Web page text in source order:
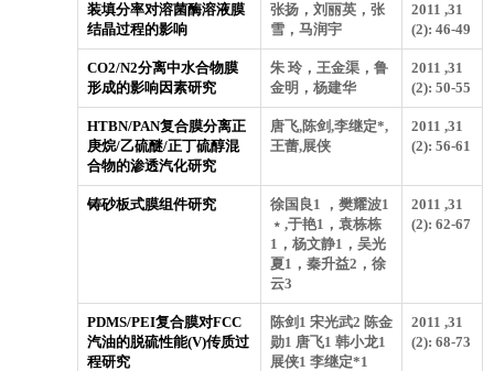
装填分率对溶菌酶溶液膜
结晶过程的影响
张扬，刘丽英，张
雪，马润宇
2011 ,31
(2): 46-49
CO2/N2分离中水合物膜
形成的影响因素研究
朱 玲，王金渠，鲁
金明，杨建华
2011 ,31
(2): 50-55
HTBN/PAN复合膜分离正
庚烷/乙硫醚/正丁硫醇混
合物的渗透汽化研究
唐飞,陈剑,李继定*,
王蕾,展侠
2011 ,31
(2): 56-61
铸砂板式膜组件研究
徐国良1 ，樊耀波1
﹡,于艳1，袁栋栋
1，杨文静1，吴光
夏1，秦升益2，徐
云3
2011 ,31
(2): 62-67
PDMS/PEI复合膜对FCC
汽油的脱硫性能(V)传质过
程研究
陈剑1 宋光武2 陈金
勋1 唐飞1 韩小龙1
展侠1 李继定*1
2011 ,31
(2): 68-73